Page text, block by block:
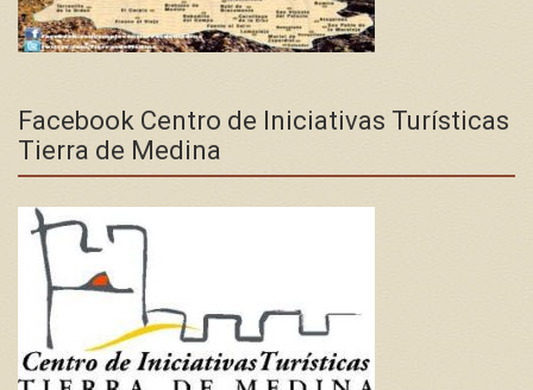
Facebook Centro de Iniciativas Turísticas
Tierra de Medina